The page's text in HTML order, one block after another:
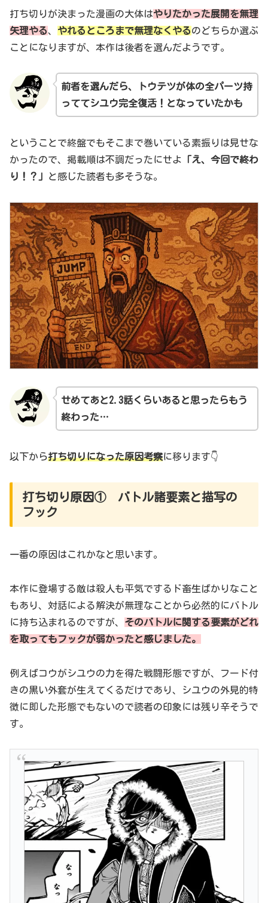
打ち切りが決まった漫画の大体はやりたかった展開を無理
矢理やる、 やれるところまで無理なくやるのどちらか選ぶ
ことになりますが、本作は後者を選んだようです。
前者を選んだら、トウテツが体の全パーツ持
っててシユウ完全復活！となっていたかも
ということで終盤でもそこまで巻いている素振りは見せな
かったので、掲載順は不調だったにせよ
「え、今回で終わ
り！？」
と感じた読者も多そうな。
せめてあと2.3話くらいある と思ったらもう
終わった…
以下から打ち切りになった原因考察に移ります👇
打ち切り原因① バトル諸要素と描写の
フック
一番の原因はこれかなと思います。
本作に登場する敵は殺人も平気でするド畜生ばかりなこと
もあり、対話による解決が無理なことから必然的にバトル
に持ち込まれるのですが、 そのバトルに関する要素がどれ
を取ってもフックが弱かったと感じました。
例えばコウがシユウの力を得た戦闘形態ですが、フード付
きの黒い外套が生えてくるだけであり、シユウの外見的特
徴に即した形態でもないので読者の印象には残り辛そうで
す。